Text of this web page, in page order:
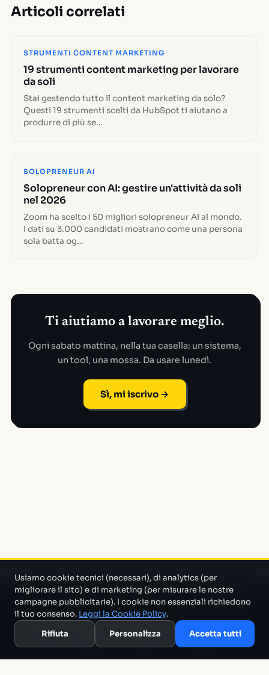
Articoli correlati
STRUMENTI CONTENT MARKETING
19 strumenti content marketing per lavorare
da soli
Stai gestendo tutto il content marketing da solo?
Questi 19 strumenti scelti da HubSpot ti aiutano a
produrre di più se…
SOLOPRENEUR AI
Solopreneur con AI: gestire un'attività da soli
nel 2026
Zoom ha scelto i 50 migliori solopreneur AI al mondo.
I dati su 3.000 candidati mostrano come una persona
sola batta og…
Ti aiutiamo a lavorare meglio.
Ogni sabato mattina, nella tua casella: un sistema,
un tool, una mossa. Da usare lunedì.
Sì, mi iscrivo →
Un progetto di Marco Monty Montemagno
che cerca in mezzo al casino e ti porta solo quello che serve.
Glossario
Usiamo cookie tecnici (necessari), di analytics (per
migliorare il sito) e di marketing (per misurare le nostre
campagne pubblicitarie). I cookie non essenziali richiedono
il tuo consenso. Leggi la Cookie Policy.
Rifiuta
Personalizza Accetta tutti